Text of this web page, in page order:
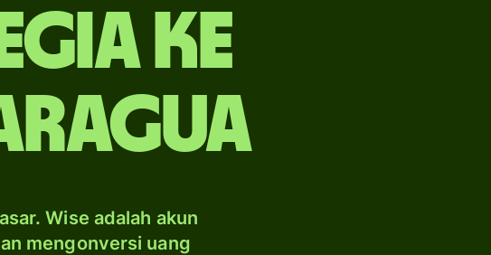
ke
Wise adalah akun
mengonversi uang